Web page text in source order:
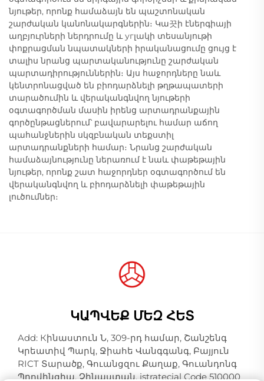
նյութեր, որոնք համաձայն են պաշտոնական
շարժական կանոնակարգներին։ Կա끗ի էներգիայի
աղբյուրների ներդրումը և угլակի տեսանյութի
փոքրացման նպատակների իրականացումը ցույց է
տալիս նրանց պարտականությունը շարժական
պարտադիրություններին։ Այս հաջորդները նաև
կենտրոնացված են բիոդարձնելի թղթապատերի
տարածումին և վերականգնվող նյութերի
օգտագործման մասին իրենց արտադրանքային
գործընթացներում՝ բավարարելու համար աճող
պահանջներին սկզբնական տեքստիլ
արտադրանքների համար։ Նրանց շարժական
համաձայնությունը ներառում է նաև փաթեթային
նյութեր, որոնք շատ հաջորդներ օգտագործում են
վերականգնվող և բիոդարձնելի փաթեթային
լուծումներ։
ԿԱՊՎԵՔ ՄԵԶ ՀԵՏ
Add: Кինաստուն Ն, 309-րդ համար, Շանշենգ
Կրեատիվ Պարկ, Ջիահե Վանգգանգ, Բայյուն
RICT Տարածք, Գուանցզու Քաղաք, Գուանդոնգ
Պրովինցիա, Չինաստան, istratecial Code 510000